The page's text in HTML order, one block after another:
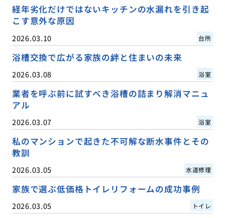
経年劣化だけではないキッチンの水漏れを引き起
こす意外な原因
2026.03.10 台所
浴槽交換で広がる家族の絆と住まいの未来
2026.03.08 浴室
業者を呼ぶ前に試すべき浴槽の詰まり解消マニュ
アル
2026.03.07 浴室
私のマンションで起きた不可解な断水事件とその
教訓
2026.03.05 水道修理
家族で選ぶ低価格トイレリフォームの成功事例
2026.03.05 トイレ